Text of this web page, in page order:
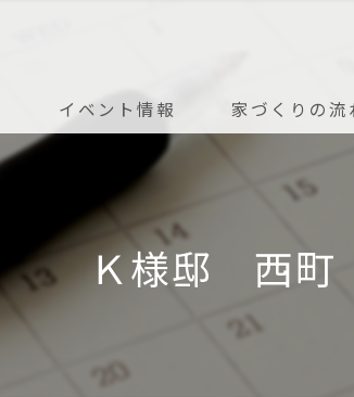
イベント情報 家づくりの流
アフターメンテナ
Ｋ様邸 西